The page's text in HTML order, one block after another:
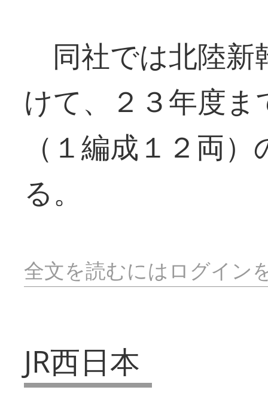
同社では北陸新
けて、２３年度
（１編成１２両
る。
全文を読むにはログイン
JR西日本